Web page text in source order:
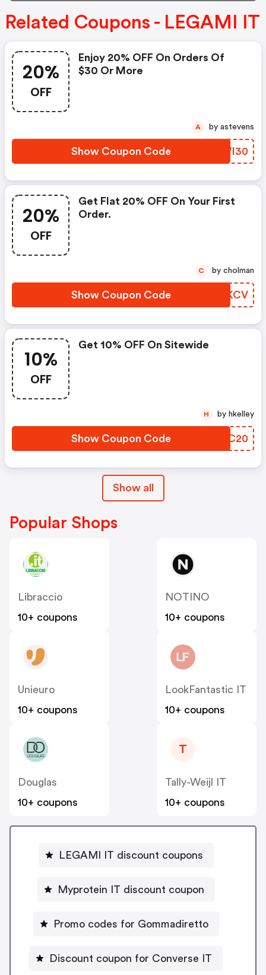
Related Coupons - LEGAMI IT
20%
OFF
Enjoy 20% OFF On Orders Of
$30 Or More
Show Coupon Code VKWI30
A by astevens
20%
OFF
Get Flat 20% OFF On Your First
Order.
Show Coupon Code XPIKCV
C by cholman
10%
OFF
Get 10% OFF On Sitewide
Show Coupon Code LQIC20
H by hkelley
Show all
Popular Shops
Libraccio
10+ coupons
NOTINO
10+ coupons
Unieuro
10+ coupons
LookFantastic IT
10+ coupons
Douglas
10+ coupons
T
Tally-Weijl IT
10+ coupons
LEGAMI IT discount coupons
Myprotein IT discount coupon
Promo codes for Gommadiretto
Discount coupon for Converse IT